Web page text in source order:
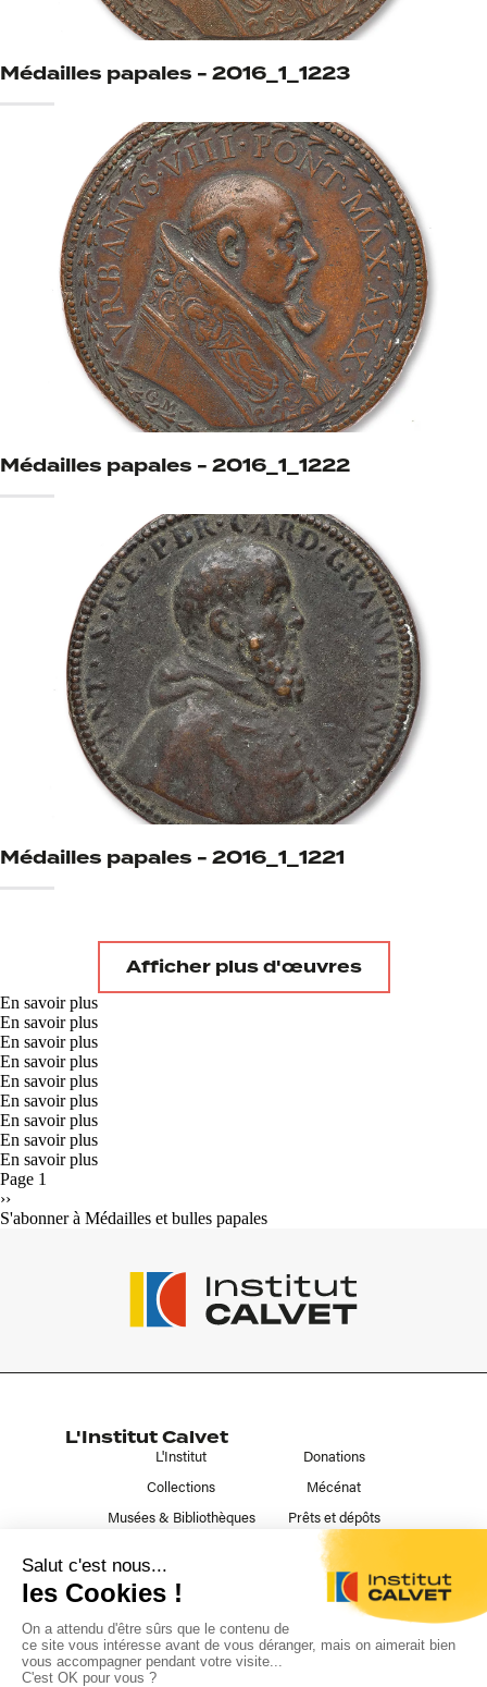
Médailles papales - 2016_1_1223
Médailles papales - 2016_1_1222
Médailles papales - 2016_1_1221
Afficher plus d'œuvres
En savoir plus
En savoir plus
En savoir plus
En savoir plus
En savoir plus
En savoir plus
En savoir plus
En savoir plus
En savoir plus
Page 1
››
S'abonner à Médailles et bulles papales
L'Institut Calvet
L'Institut
Collections
Musées & Bibliothèques
Donations
Mécénat
Prêts et dépôts
Liens utiles
Nous suivre